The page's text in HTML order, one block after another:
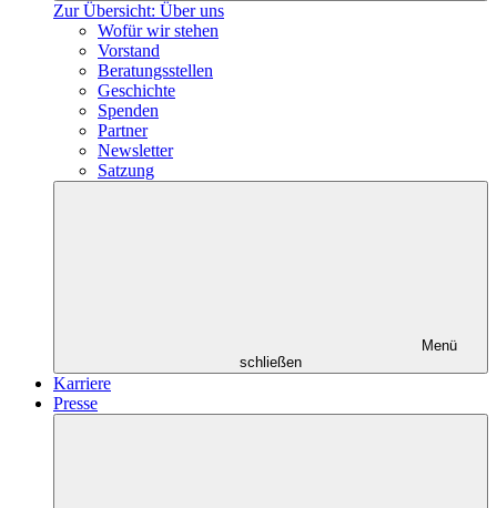
Zur Übersicht: Über uns
Wofür wir stehen
Vorstand
Beratungsstellen
Geschichte
Spenden
Partner
Newsletter
Satzung
Menü
schließen
Karriere
Presse